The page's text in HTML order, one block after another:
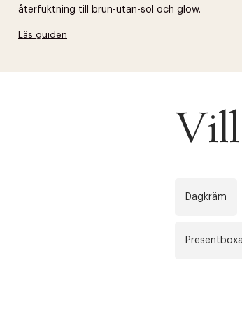
återfuktning till brun-utan-sol och glow.
Läs guiden
Vill
Dagkräm